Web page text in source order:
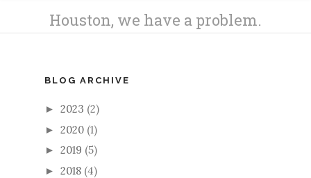
BLOG ARCHIVE
► 2023 (2)
► 2020 (1)
► 2019 (5)
► 2018 (4)